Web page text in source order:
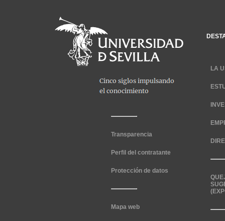
Transparencia
Perfil del contratante
Protección de datos
Mapa web
LA